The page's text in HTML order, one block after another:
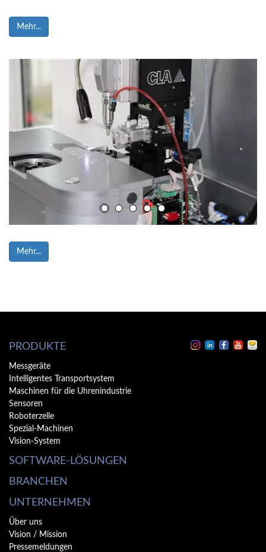
Mehr...
CLAastm
Mehr...
PRODUKTE
Messgeräte
Intelligentes Transportsystem
Maschinen für die Uhrenindustrie
Sensoren
Roboterzelle
Spezial-Machinen
Vision-System
SOFTWARE-LÖSUNGEN
BRANCHEN
UNTERNEHMEN
Über uns
Vision / Mission
Pressemeldungen